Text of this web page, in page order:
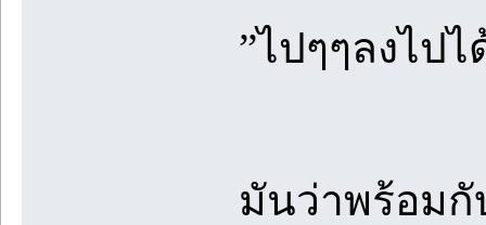
”ไปๆๆลงไป
มันว่าพร้อมกั